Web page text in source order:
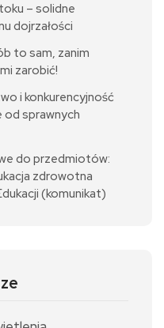
– solidne
dojrzałości
to sam, zanim
zarobić!
i konkurencyjność
od sprawnych
do przedmiotów:
zdrowotna
(komunikat)